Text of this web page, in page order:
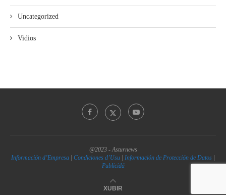
Uncategorized
Vidios
@2023 - Asturnews
Información d’Empresa | Condiciones d’Usu | Información de Protección de Datos |
Publicidá
XUBIR